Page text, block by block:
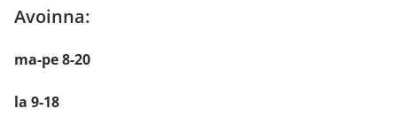
Avoinna:
ma-pe 8-20
la 9-18